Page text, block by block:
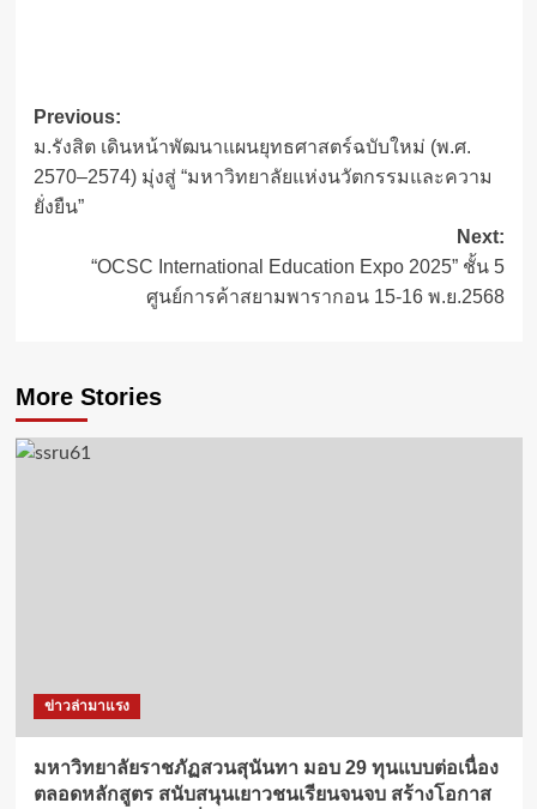
Post
navigation
Previous:
ม.รังสิต เดินหน้าพัฒนาแผนยุทธศาสตร์ฉบับใหม่ (พ.ศ.
2570–2574) มุ่งสู่ “มหาวิทยาลัยแห่งนวัตกรรมและความ
ยั่งยืน”
Next:
“OCSC International Education Expo 2025” ชั้น 5
ศูนย์การค้าสยามพารากอน 15-16 พ.ย.2568
More Stories
ข่าวล่ามาแรง
มหาวิทยาลัยราชภัฏสวนสุนันทา มอบ 29 ทุนแบบต่อเนื่อง
ตลอดหลักสูตร สนับสนุนเยาวชนเรียนจนจบ สร้างโอกาส